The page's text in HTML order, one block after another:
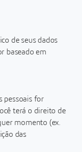
de seus dados
baseado em
pessoais for
terá o direito de
momento (ex.
das